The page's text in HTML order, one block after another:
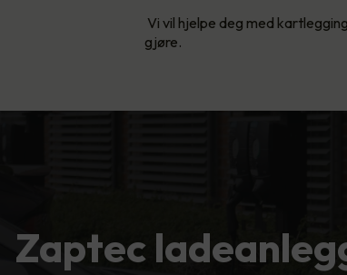
Vi vil hjelpe deg med
gjøre.
Zaptec